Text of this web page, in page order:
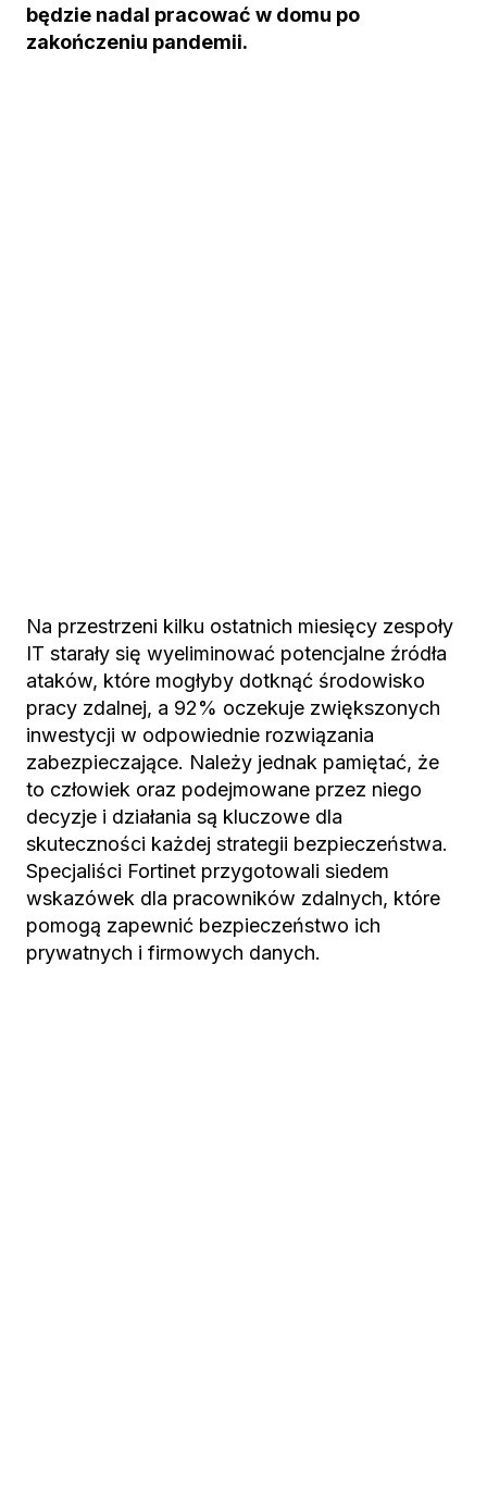
będzie nadal pracować w domu po
zakończeniu pandemii.
Na przestrzeni kilku ostatnich miesięcy zespoły
IT starały się wyeliminować potencjalne źródła
ataków, które mogłyby dotknąć środowisko
pracy zdalnej, a 92% oczekuje zwiększonych
inwestycji w odpowiednie rozwiązania
zabezpieczające. Należy jednak pamiętać, że
to człowiek oraz podejmowane przez niego
decyzje i działania są kluczowe dla
skuteczności każdej strategii bezpieczeństwa.
Specjaliści Fortinet przygotowali siedem
wskazówek dla pracowników zdalnych, które
pomogą zapewnić bezpieczeństwo ich
prywatnych i firmowych danych.